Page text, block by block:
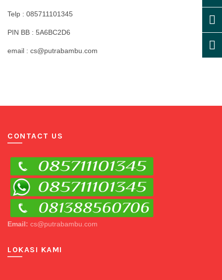
Telp : 085711101345
PIN BB : 5A6BC2D6
email : cs@putrabambu.com
CONTACT US
Email: cs@putrabambu.com
LOKASI KAMI